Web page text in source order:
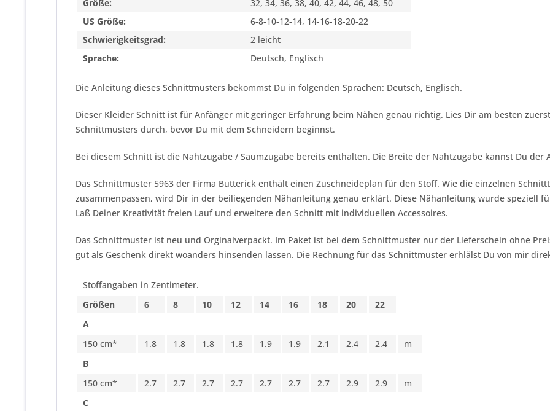
Größe:
32, 34, 36, 38, 40, 42, 44, 46, 48, 50
US Größe:
6-8-10-12-14, 14-16-18-20-22
Schwierigkeitsgrad:
2 leicht
Sprache:
Deutsch, Englisch
Die Anleitung dieses Schnittmusters bekommst Du in folgenden Sprachen: Deutsch, Englisch.
Dieser Kleider Schnitt ist für Anfänger mit geringer Erfahrung beim Nähen genau richtig. Lies Dir am besten
Schnittmusters durch, bevor Du mit dem Schneidern beginnst.
Bei diesem Schnitt ist die Nahtzugabe / Saumzugabe bereits enthalten. Die Breite der Nahtzugabe kannst Du der
Das Schnittmuster 5963 der Firma Butterick enthält einen Zuschneideplan für den Stoff. Wie die einzelnen
zusammenpassen, wird Dir in der beiliegenden Nähanleitung genau erklärt. Diese Nähanleitung wurde speziell
Laß Deiner Kreativität freien Lauf und erweitere den Schnitt mit individuellen Accessoires.
Das Schnittmuster ist neu und Orginalverpackt. Im Paket ist bei dem Schnittmuster nur der Lieferschein ohne
gut als Geschenk direkt woanders hinsenden lassen. Die Rechnung für das Schnittmuster erhlälst Du von mir
Stoffangaben in Zentimeter.
Größen
6 8 10 12 14 16 18 20
22
A
150 cm*
1.8 1.8 1.8 1.8 1.9 1.9 2.1 2.4 2.4
m
B
150 cm*
2.7 2.7 2.7 2.7 2.7 2.7 2.7 2.9 2.9
m
C